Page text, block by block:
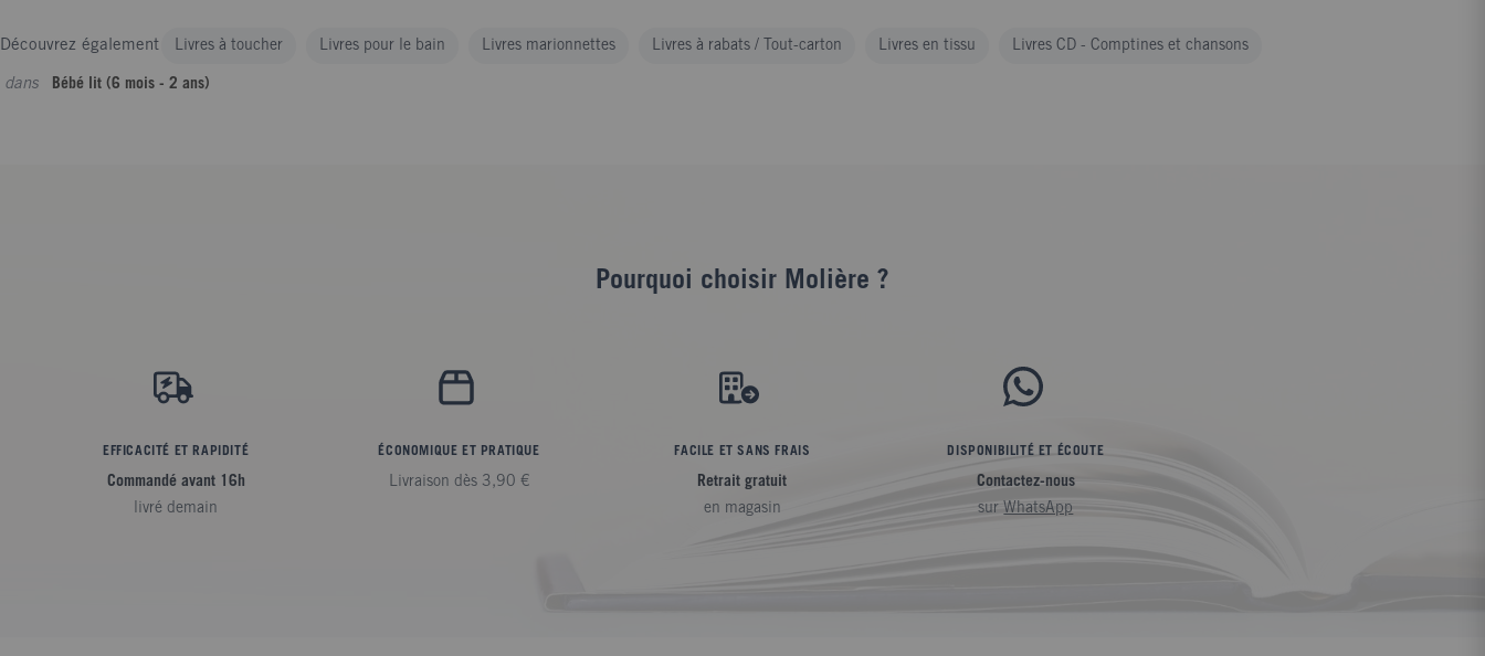
Découvrez également Livres à toucher Livres pour le bain Livres marionnettes Livres à rabats / Tout-carton Livres en tissu Livres CD - Comptines et chansons
dans Bébé lit (6 mois - 2 ans)
Pourquoi choisir Molière ?
EFFICACITÉ ET RAPIDITÉ
Commandé avant 16h
livré demain
ÉCONOMIQUE ET PRATIQUE
Livraison dès 3,90 €
FACILE ET SANS FRAIS
Retrait gratuit
en magasin
DISPONIBILITÉ ET ÉCOUTE
Contactez-nous
sur WhatsApp